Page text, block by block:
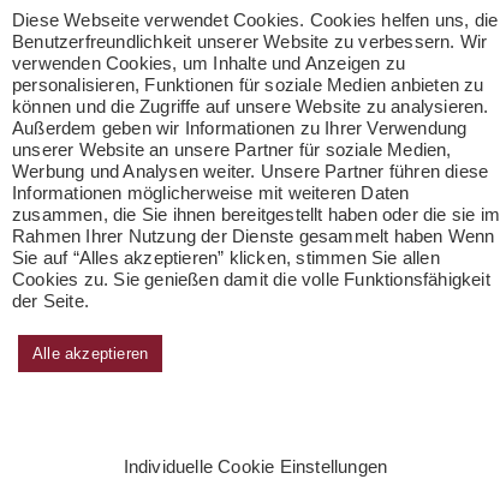
Diese Webseite verwendet Cookies. Cookies helfen uns, die
Benutzerfreundlichkeit unserer Website zu verbessern. Wir
verwenden Cookies, um Inhalte und Anzeigen zu
personalisieren, Funktionen für soziale Medien anbieten zu
können und die Zugriffe auf unsere Website zu analysieren.
Außerdem geben wir Informationen zu Ihrer Verwendung
unserer Website an unsere Partner für soziale Medien,
Werbung und Analysen weiter. Unsere Partner führen diese
Informationen möglicherweise mit weiteren Daten
zusammen, die Sie ihnen bereitgestellt haben oder die sie im
Rahmen Ihrer Nutzung der Dienste gesammelt haben Wenn
Sie auf “Alles akzeptieren” klicken, stimmen Sie allen
Cookies zu. Sie genießen damit die volle Funktionsfähigkeit
der Seite.
Alle akzeptieren
Individuelle Cookie Einstellungen